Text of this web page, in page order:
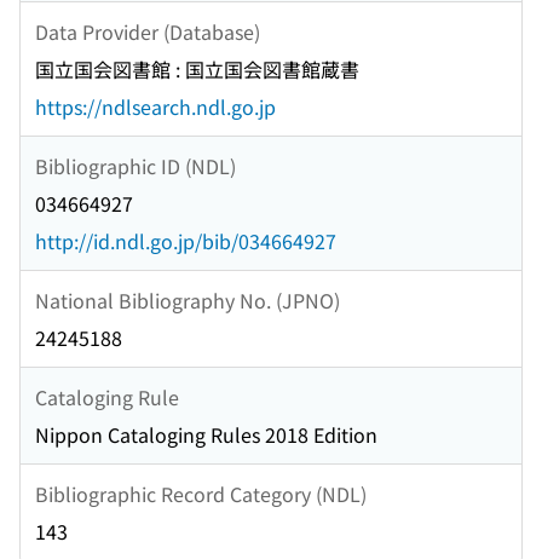
Data Provider (Database)
国立国会図書館 : 国立国会図書館蔵書
https://ndlsearch.ndl.go.jp
Bibliographic ID (NDL)
034664927
http://id.ndl.go.jp/bib/034664927
National Bibliography No. (JPNO)
24245188
Cataloging Rule
Nippon Cataloging Rules 2018 Edition
Bibliographic Record Category (NDL)
143